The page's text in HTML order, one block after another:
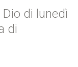
di lunedì
di